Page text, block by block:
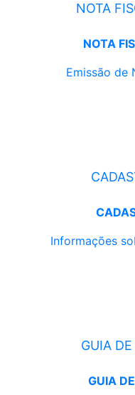
NOTA
NOTA
Emissão de
Informações
GUIA
GUIA